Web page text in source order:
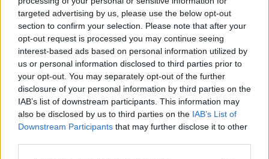
targeted advertising by us, please use the below opt-out
section to confirm your selection. Please note that after your
opt-out request is processed you may continue seeing
interest-based ads based on personal information utilized by
us or personal information disclosed to third parties prior to
your opt-out. You may separately opt-out of the further
disclosure of your personal information by third parties on the
IAB’s list of downstream participants. This information may
also be disclosed by us to third parties on the IAB’s List of
Downstream Participants that may further disclose it to other
απάντησαν και πότε) Σε ερώτηση μου ,,γιατί αυτοί δεν έχουν
απαντήσει ακόμη ??,, η απάντηση ήταν ,,γιατί αυτοί πάνε με το
Ενημερωτικά ζητήθηκε η βοήθεια των ινδών γιατί οι γάλλοι δεν
είχαν solo display με Μ-2000.
Κατά καιρούς γράφουν κάποιοι σε σχόλια στο ίντερνετ το να
συνεργαστούμε με τους Ινδούς, τους ισραηλινούς κ.α στην
ανάπτυξη του χ όπλου (π.χ τον ινδικό πύραυλο Brahmos) και
στην αμυντική βιομηχανία. (με το Ισραήλ)
Όταν τα γράφουν αυτά προφανώς ούτε που περνάει από το
μυαλό τους πως για να συνεργαστείς με κάποιον στο να φτιάξεις